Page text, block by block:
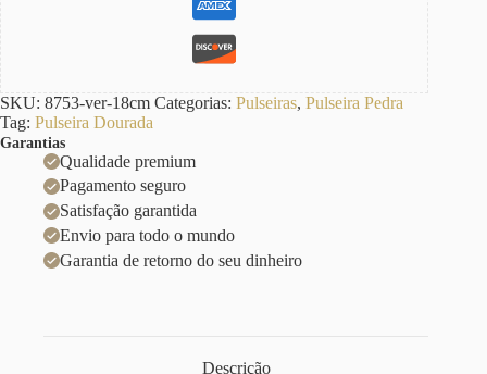
SKU: 8753-ver-18cm Categorias: Pulseiras, Pulseira Pedra
Tag: Pulseira Dourada
Garantias
Qualidade premium
Pagamento seguro
Satisfação garantida
Envio para todo o mundo
Garantia de retorno do seu dinheiro
Descrição